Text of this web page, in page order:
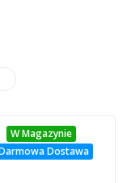
W Magazynie
Dostawa